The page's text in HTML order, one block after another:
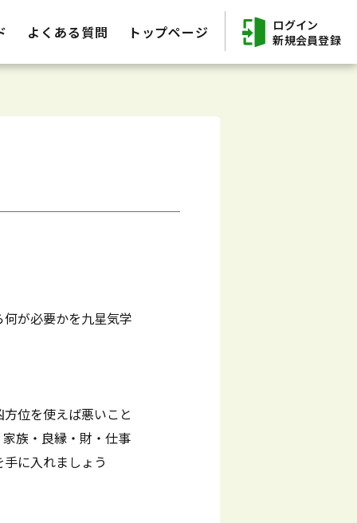
よくある質問 トップページ
ログイン
新規会員登録
が必要かを九星気学
位を使えば悪いこと
族・良縁・財・仕事
に入れましょう